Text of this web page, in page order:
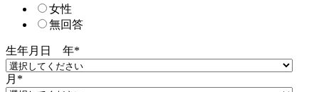
女性
無回答
生年月日 年*
月 *